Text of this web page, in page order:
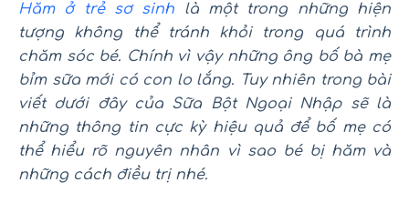
Hăm ở trẻ sơ sinh là một trong những hiện
tượng không thể tránh khỏi trong quá trình
chăm sóc bé. Chính vì vậy những ông bố bà mẹ
bỉm sữa mới có con lo lắng. Tuy nhiên trong bài
viết dưới đây của Sữa Bột Ngoại Nhập sẽ là
những thông tin cực kỳ hiệu quả để bố mẹ có
thể hiểu rõ nguyên nhân vì sao bé bị hăm và
những cách điều trị nhé.